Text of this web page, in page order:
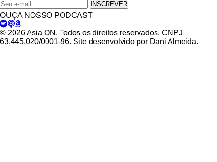
INSCREVER
OUÇA NOSSO PODCAST
© 2026 Asia ON. Todos os direitos reservados. CNPJ
63.445.020/0001-96. Site desenvolvido por Dani Almeida.